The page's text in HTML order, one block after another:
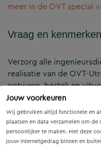
Jouw voorkeuren
Wij gebruiken altijd functionele en
plaatsen en data verzamelen om
persoonlijker te maken. Met deze
jouw internetgedrag binnen en
meer in de OVT special
Vraag en kenmerken
Verzorg alle
realisatie van de OVT-
ontwerp, bestek en
Het Sleutelproject
echter nog meer